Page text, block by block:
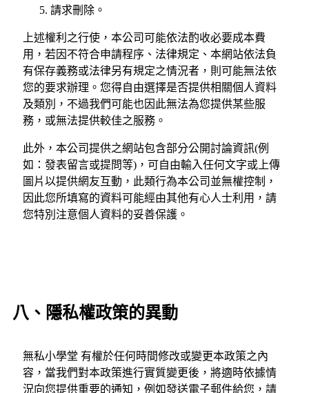
請求刪除。
上述權利之行使，本公司可能依法酌收必要成本費
用，若因不符合申請程序、法律規定、本網站依法負
有保存義務或法律另有規定之情況者，則可能無法依
您的要求辦理。您得自由選擇是否提供相關個人資料
及類別，不過我們可能也因此無法為您提供某些服
務，或無法提供較佳之服務。
此外，本公司提供之網站包含部分公開討論資訊(例
如：發表留言或提問等)，可自由輸入任何文字或上傳
圖片以提供網友互動，此類行為本公司並無權控制，
因此您所填寫的資料可能經由其他有心人士利用，請
您特別注意個人資料的妥善保護。
八、隱私權政策的異動
無私小學堂 有權於任何時間修改或變更本政策之內
容，當我們對本政策進行實質變更後，將適時依據情
況向您提供重要的通知，例如發送電子郵件給您，請